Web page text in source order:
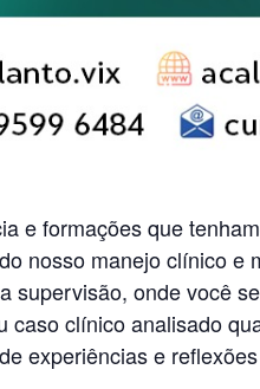
e formações que
nosso manejo clínico e
supervisão, onde você
caso clínico analisado
experiências e